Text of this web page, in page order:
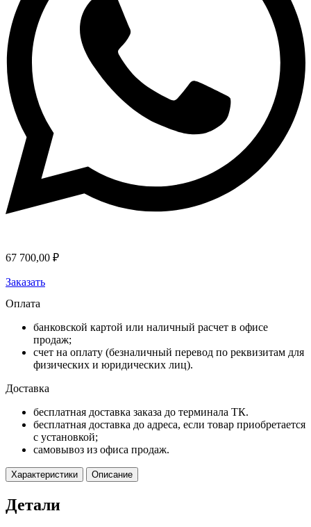
67 700,00 ₽
Заказать
Оплата
банковской картой или наличный расчет в офисе
продаж;
счет на оплату (безналичный перевод по реквизитам для
физических и юридических лиц).
Доставка
бесплатная доставка заказа до терминала ТК.
бесплатная доставка до адреса, если товар приобретается
с установкой;
самовывоз из офиса продаж.
Характеристики Описание
Детали